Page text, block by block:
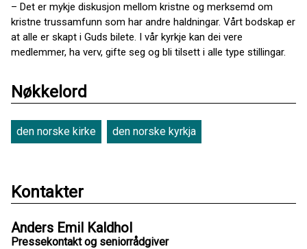
– Det er mykje diskusjon mellom kristne og merksemd om
kristne trussamfunn som har andre haldningar. Vårt bodskap er
at alle er skapt i Guds bilete. I vår kyrkje kan dei vere
medlemmer, ha verv, gifte seg og bli tilsett i alle type stillingar.
Nøkkelord
den norske kirke den norske kyrkja
Kontakter
Anders Emil Kaldhol
Pressekontakt og seniorrådgiver